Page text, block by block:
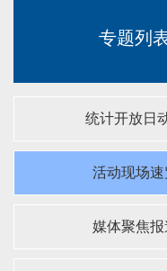
专题列
统计开放日
活动现场速
媒体聚焦报